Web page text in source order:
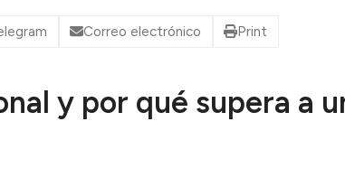
Correo electrónico Print
y por qué supera a